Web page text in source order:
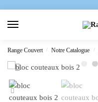
Range Couvert / Notre Catalogue /